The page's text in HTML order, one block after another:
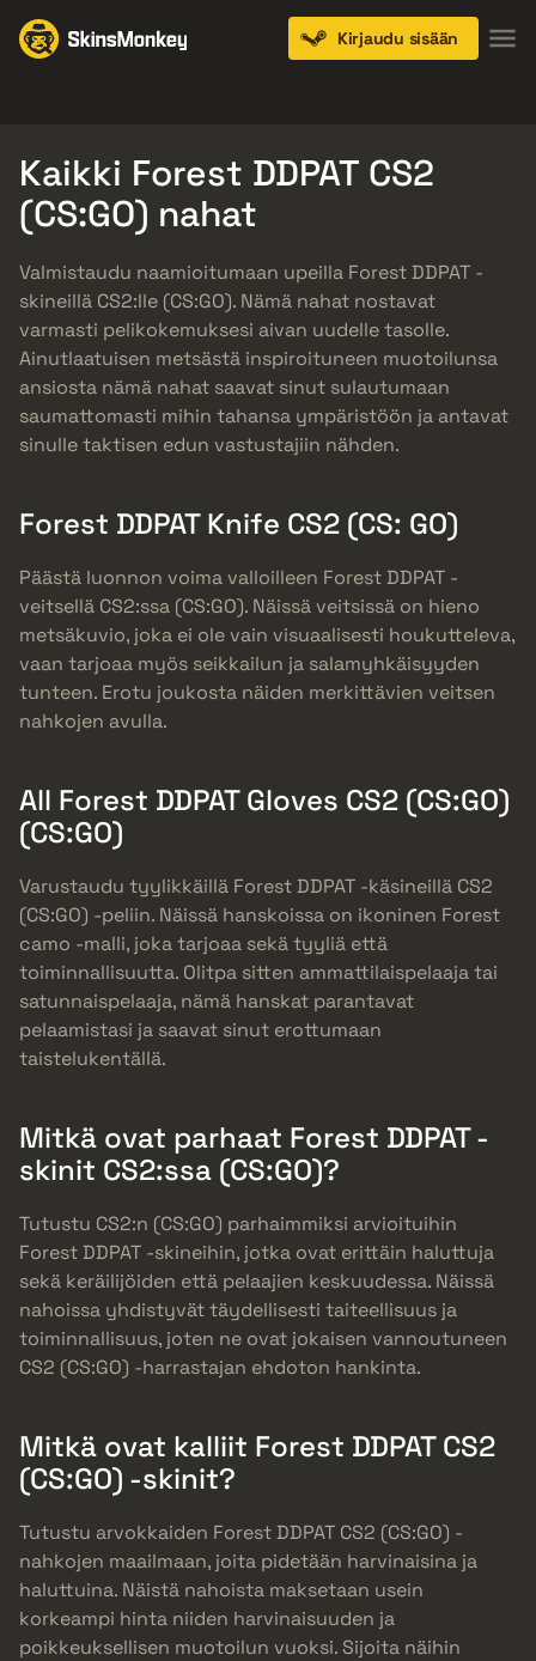
Kirjaudu sisään
Kaikki Forest DDPAT CS2
(CS:GO) nahat
Valmistaudu naamioitumaan upeilla Forest DDPAT -
skineillä CS2:lle (CS:GO). Nämä nahat nostavat
varmasti pelikokemuksesi aivan uudelle tasolle.
Ainutlaatuisen metsästä inspiroituneen muotoilunsa
ansiosta nämä nahat saavat sinut sulautumaan
saumattomasti mihin tahansa ympäristöön ja antavat
sinulle taktisen edun vastustajiin nähden.
Forest DDPAT Knife CS2 (CS: GO)
Päästä luonnon voima valloilleen Forest DDPAT -
veitsellä CS2:ssa (CS:GO). Näissä veitsissä on hieno
metsäkuvio, joka ei ole vain visuaalisesti houkutteleva,
vaan tarjoaa myös seikkailun ja salamyhkäisyyden
tunteen. Erotu joukosta näiden merkittävien veitsen
nahkojen avulla.
All Forest DDPAT Gloves CS2 (CS:GO)
(CS:GO)
Varustaudu tyylikkäillä Forest DDPAT -käsineillä CS2
(CS:GO) -peliin. Näissä hanskoissa on ikoninen Forest
camo -malli, joka tarjoaa sekä tyyliä että
toiminnallisuutta. Olitpa sitten ammattilaispelaaja tai
satunnaispelaaja, nämä hanskat parantavat
pelaamistasi ja saavat sinut erottumaan
taistelukentällä.
Mitkä ovat parhaat Forest DDPAT -
skinit CS2:ssa (CS:GO)?
Tutustu CS2:n (CS:GO) parhaimmiksi arvioituihin
Forest DDPAT -skineihin, jotka ovat erittäin haluttuja
sekä keräilijöiden että pelaajien keskuudessa. Näissä
nahoissa yhdistyvät täydellisesti taiteellisuus ja
toiminnallisuus, joten ne ovat jokaisen vannoutuneen
CS2 (CS:GO) -harrastajan ehdoton hankinta.
Mitkä ovat kalliit Forest DDPAT CS2
(CS:GO) -skinit?
Tutustu arvokkaiden Forest DDPAT CS2 (CS:GO) -
nahkojen maailmaan, joita pidetään harvinaisina ja
haluttuina. Näistä nahoista maksetaan usein
korkeampi hinta niiden harvinaisuuden ja
poikkeuksellisen muotoilun vuoksi. Sijoita näihin